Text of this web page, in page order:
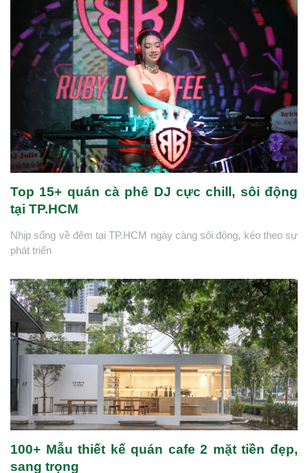
Top 15+ quán cà phê DJ cực chill, sôi động
tại TP.HCM
Nhịp sống về đêm tại TP.HCM ngày càng sôi động, kéo theo sự
phát triển
100+ Mẫu thiết kế quán cafe 2 mặt tiền đẹp,
sang trọng